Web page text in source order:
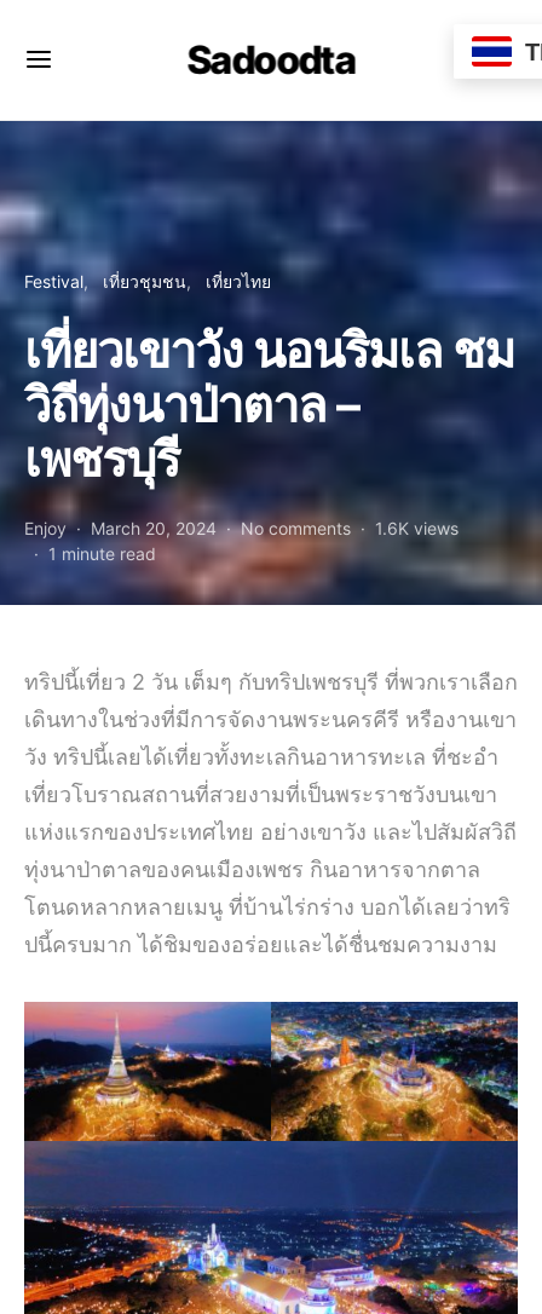
Sadoodta
Festival เที่ยวชุมชน เที่ยวไทย
เที่ยวเขาวัง นอนริมเล ชม
วิถีทุ่งนาป่าตาล –
เพชรบุรี
Enjoy March 20, 2024 No comments
1.6K views
1 minute read
ทริปนี้เที่ยว 2 วัน เต็มๆ กับทริปเพชรบุรี ที่พวกเราเลือก
เดินทางในช่วงที่มีการจัดงานพระนครคีรี หรืองานเขา
วัง ทริปนี้เลยได้เที่ยวทั้งทะเลกินอาหารทะเล ที่ชะอำ
เที่ยวโบราณสถานที่สวยงามที่เป็นพระราชวังบนเขา
แห่งแรกของประเทศไทย อย่างเขาวัง และไปสัมผัสวิถี
ทุ่งนาป่าตาลของคนเมืองเพชร กินอาหารจากตาล
โตนดหลากหลายเมนู ที่บ้านไร่กร่าง บอกได้เลยว่าทริ
ปนี้ครบมาก ได้ชิมของอร่อยและได้ชื่นชมความงาม